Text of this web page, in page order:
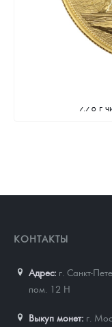
7.78 г
КОНТАКТЫ
Адрес: г. Санкт-
пом. 12 Н
Выкуп монет: г.